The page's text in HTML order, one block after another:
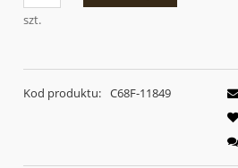
szt.
Kod produktu: C68F-11849